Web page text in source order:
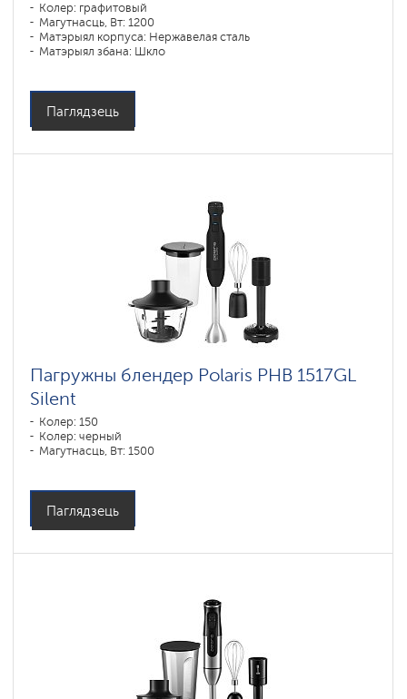
Колер: графитовый
Магутнасць, Вт: 1200
Матэрыял корпуса: Нержавелая сталь
Матэрыял збана: Шкло
Паглядзець
Пагружны блендер Polaris PHB 1517GL
Silent
Колер: 150
Колер: черный
Магутнасць, Вт: 1500
Паглядзець